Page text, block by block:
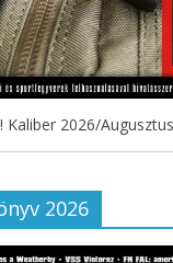
Kaliber 2026/
2026